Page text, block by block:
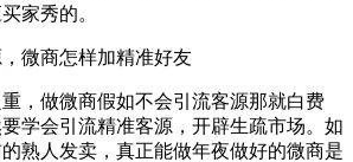
家秀的。
微商怎样加精准好友
，做微商假如不会引流客源那就白费
学会引流精准客源，开辟生疏市场。如
熟人发卖，真正能做年夜做好的微商是